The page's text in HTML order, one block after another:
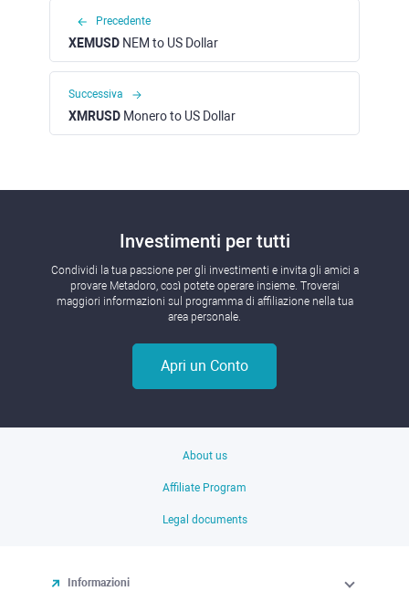
Precedente
XEMUSD NEM to US Dollar
Successiva
XMRUSD Monero to US Dollar
Investimenti per tutti
Condividi la tua passione per gli investimenti e invita gli amici a
provare Metadoro, così potete operare insieme. Troverai
maggiori informazioni sul programma di affiliazione nella tua
area personale.
Apri un Conto
About us
Affiliate Program
Legal documents
Informazioni